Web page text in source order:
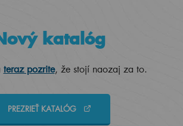
katalóg
teraz pozrite, že stojí naozaj za to.
PREZRIEŤ KATALÓG